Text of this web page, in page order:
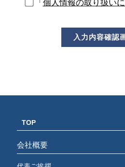
「 個人情報の取り扱い
TOP
会社概要